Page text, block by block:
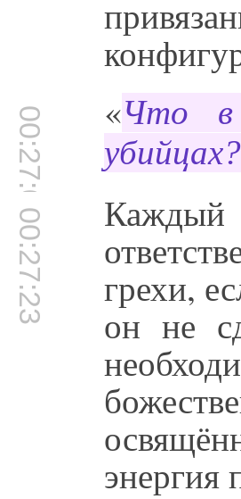
00:27:03 «Что в
00:27:23 грехи,
он не
энергия